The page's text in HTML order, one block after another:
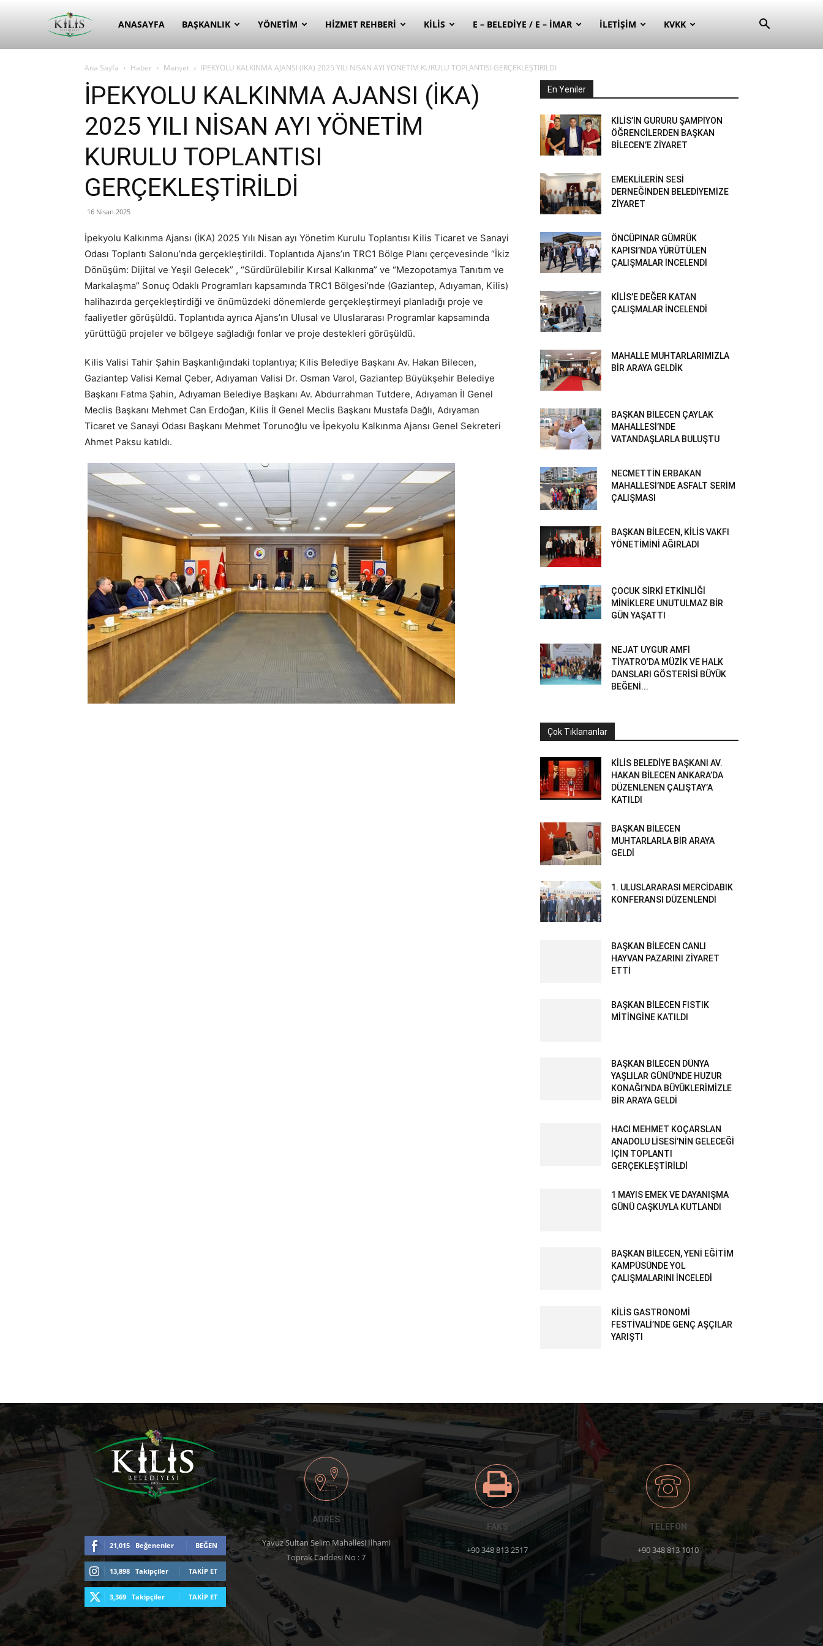
Kilis
Belediyesi
ANASAYFA BAŞKANLIK YÖNETIM HIZMET REHBERI KILIS E – BELEDIYE / E – İMAR İLETIŞIM KVKK
Ana Sayfa Haber Manşet İPEKYOLU KALKINMA AJANSI (İKA) 2025 YILI NİSAN AYI YÖNETİM KURULU TOPLANTISI GERÇEKLEŞTİRİLDİ
İPEKYOLU KALKINMA AJANSI (İKA)
2025 YILI NİSAN AYI YÖNETİM
KURULU TOPLANTISI
GERÇEKLEŞTİRİLDİ
16 Nisan 2025
İpekyolu Kalkınma Ajansı (İKA) 2025 Yılı Nisan ayı Yönetim Kurulu Toplantısı Kilis Ticaret ve Sanayi
Odası Toplantı Salonu’nda gerçekleştirildi. Toplantıda Ajans’ın TRC1 Bölge Planı çerçevesinde “İkiz
Dönüşüm: Dijital ve Yeşil Gelecek” , “Sürdürülebilir Kırsal Kalkınma” ve “Mezopotamya Tanıtım ve
Markalaşma” Sonuç Odaklı Programları kapsamında TRC1 Bölgesi’nde (Gaziantep, Adıyaman, Kilis)
halihazırda gerçekleştirdiği ve önümüzdeki dönemlerde gerçekleştirmeyi planladığı proje ve
faaliyetler görüşüldü. Toplantıda ayrıca Ajans’ın Ulusal ve Uluslararası Programlar kapsamında
yürüttüğü projeler ve bölgeye sağladığı fonlar ve proje destekleri görüşüldü.
Kilis Valisi Tahir Şahin Başkanlığındaki toplantıya; Kilis Belediye Başkanı Av. Hakan Bilecen,
Gaziantep Valisi Kemal Çeber, Adıyaman Valisi Dr. Osman Varol, Gaziantep Büyükşehir Belediye
Başkanı Fatma Şahin, Adıyaman Belediye Başkanı Av. Abdurrahman Tutdere, Adıyaman İl Genel
Meclis Başkanı Mehmet Can Erdoğan, Kilis İl Genel Meclis Başkanı Mustafa Dağlı, Adıyaman
Ticaret ve Sanayi Odası Başkanı Mehmet Torunoğlu ve İpekyolu Kalkınma Ajansı Genel Sekreteri
Ahmet Paksu katıldı.
En Yeniler
KİLİS’İN GURURU ŞAMPİYON
ÖĞRENCİLERDEN BAŞKAN
BİLECEN’E ZİYARET
EMEKLİLERİN SESİ
DERNEĞİNDEN BELEDİYEMİZE
ZİYARET
ÖNCÜPINAR GÜMRÜK
KAPISI’NDA YÜRÜTÜLEN
ÇALIŞMALAR İNCELENDİ
KİLİS’E DEĞER KATAN
ÇALIŞMALAR İNCELENDİ
MAHALLE MUHTARLARIMIZLA
BİR ARAYA GELDİK
BAŞKAN BİLECEN ÇAYLAK
MAHALLESİ’NDE
VATANDAŞLARLA BULUŞTU
NECMETTİN ERBAKAN
MAHALLESİ’NDE ASFALT SERİM
ÇALIŞMASI
BAŞKAN BİLECEN, KİLİS VAKFI
YÖNETİMİNİ AĞIRLADI
ÇOCUK SİRKİ ETKİNLİĞİ
MİNİKLERE UNUTULMAZ BİR
GÜN YAŞATTI
NEJAT UYGUR AMFİ
TİYATRO’DA MÜZİK VE HALK
DANSLARI GÖSTERİSİ BÜYÜK
BEĞENİ...
Çok Tıklananlar
KİLİS BELEDİYE BAŞKANI AV.
HAKAN BİLECEN ANKARA’DA
DÜZENLENEN ÇALIŞTAY’A
KATILDI
BAŞKAN BİLECEN
MUHTARLARLA BİR ARAYA
GELDİ
1. ULUSLARARASI MERCİDABIK
KONFERANSI DÜZENLENDİ
BAŞKAN BİLECEN CANLI
HAYVAN PAZARINI ZİYARET
ETTİ
BAŞKAN BİLECEN FISTIK
MİTİNGİNE KATILDI
BAŞKAN BİLECEN DÜNYA
YAŞLILAR GÜNÜ’NDE HUZUR
KONAĞI’NDA BÜYÜKLERİMİZLE
BİR ARAYA GELDİ
HACI MEHMET KOÇARSLAN
ANADOLU LİSESİ’NİN GELECEĞİ
İÇİN TOPLANTI
GERÇEKLEŞTİRİLDİ
1 MAYIS EMEK VE DAYANIŞMA
GÜNÜ CAŞKUYLA KUTLANDI
BAŞKAN BİLECEN, YENİ EĞİTİM
KAMPÜSÜNDE YOL
ÇALIŞMALARINI İNCELEDİ
KİLİS GASTRONOMİ
FESTİVALİ’NDE GENÇ AŞÇILAR
YARIŞTI
21,015 Beğenenler BEĞEN
13,898 Takipçiler TAKIP ET
3,369 Takipçiler TAKIP ET
ADRES
Yavuz Sultan Selim Mahallesi İlhami
Toprak Caddesi No : 7
FAKS
+90 348 813 2517
TELEFON
+90 348 813 1010